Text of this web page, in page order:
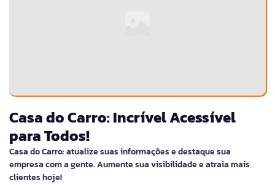
Casa do Carro: Incrível Acessível
para Todos!
Casa do Carro: atualize suas informações e destaque sua
empresa com a gente. Aumente sua visibilidade e atraia mais
clientes hoje!